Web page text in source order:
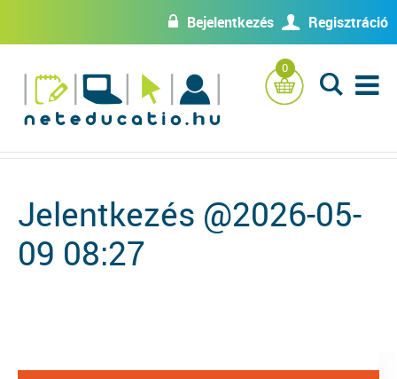
w Bejelentkezés U Regisztráció
0
L
Jelentkezés @2026-05-
09 08:27